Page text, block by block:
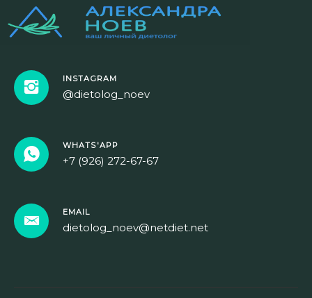
INSTAGRAM
@dietolog_noev
WHATS'APP
+7 (926) 272-67-67
EMAIL
dietolog_noev@netdiet.net